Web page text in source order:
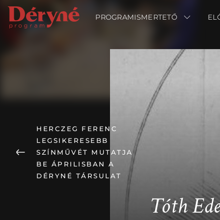
PROGRAMISMERTETŐ
PROGRAMISMERTETŐ
Tóth
HERCZEG FERENC
LEGSIKERESEBB
SZÍNMŰVÉT MUTATJA
BE ÁPRILISBAN A
DÉRYNÉ TÁRSULAT